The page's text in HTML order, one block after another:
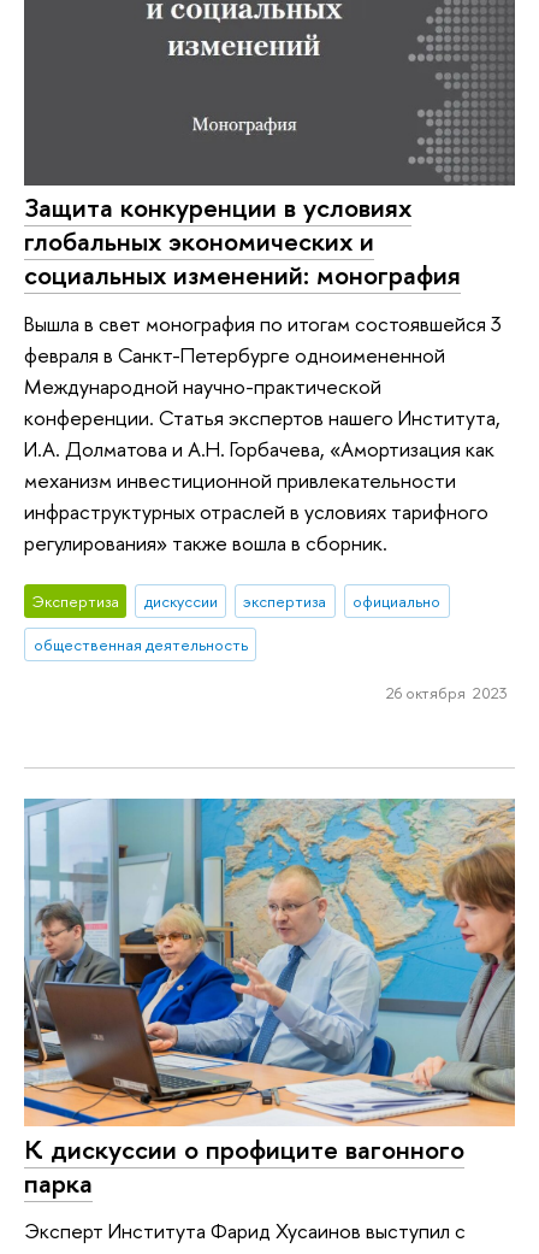
Защита конкуренции в условиях
глобальных экономических и
социальных изменений: монография
Вышла в свет монография по итогам состоявшейся 3
февраля в Санкт-Петербурге одноимененной
Международной научно-практической
конференции. Статья экспертов нашего Института,
И.А. Долматова и А.Н. Горбачева, «Амортизация как
механизм инвестиционной привлекательности
инфраструктурных отраслей в условиях тарифного
регулирования» также вошла в сборник.
Экспертиза дискуссии экспертиза
официально
общественная деятельность
26 октября 2023
К дискуссии о профиците вагонного
парка
Эксперт Института Фарид Хусаинов выступил с